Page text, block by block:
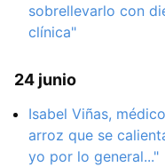
sobrellevarlo con
clínica"
24 junio
Isabel Viñas,
arroz que se
yo por lo general..."